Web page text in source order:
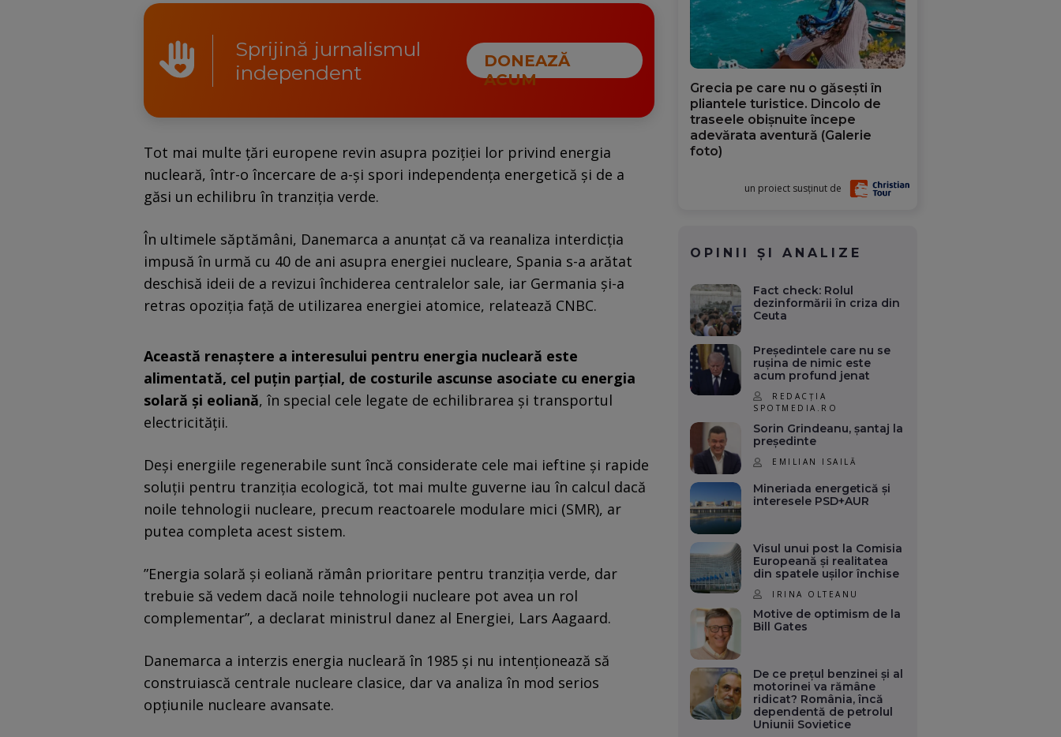
Sprijină jurnalismul
independent
DONEAZĂ
ACUM
Tot mai multe ţări europene revin asupra poziţiei lor privind energia
nucleară, într-o încercare de a-şi spori independenţa energetică şi de a
găsi un echilibru în tranziţia verde.
În ultimele săptămâni, Danemarca a anunţat că va reanaliza interdicţia
impusă în urmă cu 40 de ani asupra energiei nucleare, Spania s-a arătat
deschisă ideii de a revizui închiderea centralelor sale, iar Germania şi-a
retras opoziţia faţă de utilizarea energiei atomice, relatează CNBC.
Această renaştere a interesului pentru energia nucleară este
alimentată, cel puţin parţial, de costurile ascunse asociate cu energia
solară şi eoliană, în special cele legate de echilibrarea şi transportul
electricităţii.
Deşi energiile regenerabile sunt încă considerate cele mai ieftine şi rapide
soluţii pentru tranziţia ecologică, tot mai multe guverne iau în calcul dacă
noile tehnologii nucleare, precum reactoarele modulare mici (SMR), ar
putea completa acest sistem.
”Energia solară şi eoliană rămân prioritare pentru tranziţia verde, dar
trebuie să vedem dacă noile tehnologii nucleare pot avea un rol
complementar”, a declarat ministrul danez al Energiei, Lars Aagaard.
Danemarca a interzis energia nucleară în 1985 şi nu intenţionează să
construiască centrale nucleare clasice, dar va analiza în mod serios
opţiunile nucleare avansate.
Grecia pe care nu o găsești în
pliantele turistice. Dincolo de
traseele obișnuite începe
adevărata aventură (Galerie
foto)
un proiect susținut de
OPINII ȘI ANALIZE
Fact check: Rolul
dezinformării în criza din
Ceuta
Președintele care nu se
rușina de nimic este
acum profund jenat
REDACȚIA
SPOTMEDIA.RO
Sorin Grindeanu, șantaj la
președinte
EMILIAN ISAILĂ
Mineriada energetică și
interesele PSD+AUR
Visul unui post la Comisia
Europeană și realitatea
din spatele ușilor închise
IRINA OLTEANU
Motive de optimism de la
Bill Gates
De ce prețul benzinei și al
motorinei va rămâne
ridicat? România, încă
dependentă de petrolul
Uniunii Sovietice